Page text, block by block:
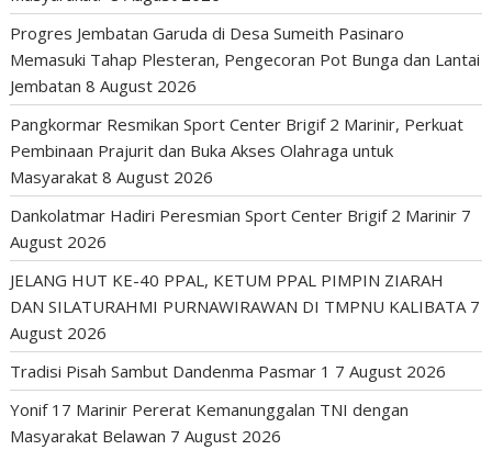
Progres Jembatan Garuda di Desa Sumeith Pasinaro
Memasuki Tahap Plesteran, Pengecoran Pot Bunga dan Lantai
Jembatan 8 August 2026
Pangkormar Resmikan Sport Center Brigif 2 Marinir, Perkuat
Pembinaan Prajurit dan Buka Akses Olahraga untuk
Masyarakat 8 August 2026
Dankolatmar Hadiri Peresmian Sport Center Brigif 2 Marinir 7
August 2026
JELANG HUT KE-40 PPAL, KETUM PPAL PIMPIN ZIARAH
DAN SILATURAHMI PURNAWIRAWAN DI TMPNU KALIBATA 7
August 2026
Tradisi Pisah Sambut Dandenma Pasmar 1 7 August 2026
Yonif 17 Marinir Pererat Kemanunggalan TNI dengan
Masyarakat Belawan 7 August 2026